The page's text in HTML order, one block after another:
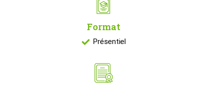
Format
Présentiel